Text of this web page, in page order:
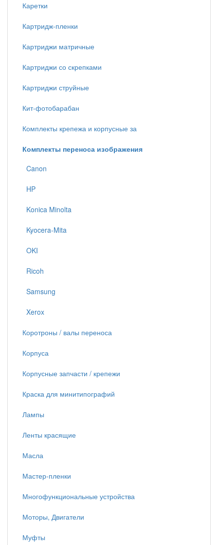
Каретки
Картридж-пленки
Картриджи матричные
Картриджи со скрепками
Картриджи струйные
Кит-фотобарабан
Комплекты крепежа и корпусные за
Комплекты переноса изображения
Canon
HP
Konica Minolta
Kyocera-Mita
OKI
Ricoh
Samsung
Xerox
Коротроны / валы переноса
Корпуса
Корпусные запчасти / крепежи
Краска для минитипографий
Лампы
Ленты красящие
Масла
Мастер-пленки
Многофункциональные устройства
Моторы, Двигатели
Муфты